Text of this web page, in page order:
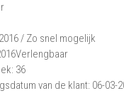
/ Zo snel mogelijk
36
van de klant: 06-03-